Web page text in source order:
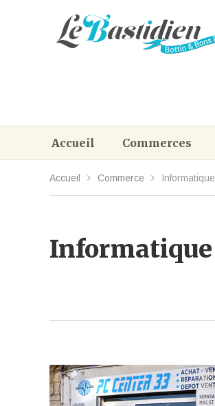
Accueil Commerces
Accueil Commerce Informatique
Informatique